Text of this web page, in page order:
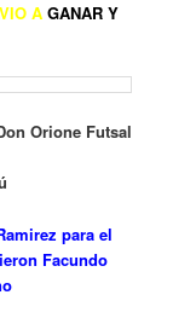
A GANAR Y
Orione Futsal
para el
Facundo